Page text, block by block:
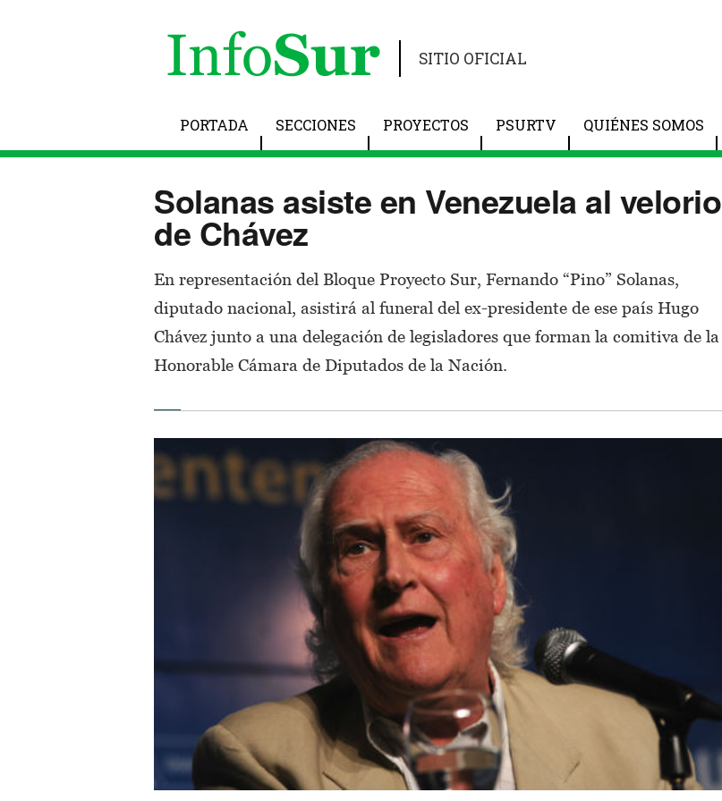
SITIO OFICIAL
PORTADA SECCIONES PROYECTOS PSURTV QUIÉNES SOMOS
Solanas asiste en Venezuela al velorio
de Chávez
En representación del Bloque Proyecto Sur, Fernando “Pino” Solanas,
diputado nacional, asistirá al funeral del ex-presidente de ese país Hugo
Chávez junto a una delegación de legisladores que forman la comitiva de la
Honorable Cámara de Diputados de la Nación.